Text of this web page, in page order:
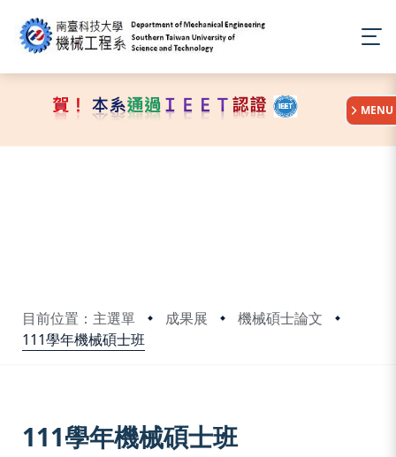
目前位置：主選單 成果展
機械碩士論文
111學年機械碩士班
:::
MENU
111學年機械碩士班